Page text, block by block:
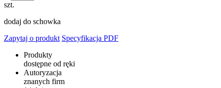
szt.
dodaj do schowka
Zapytaj o produkt Specyfikacja PDF
Produkty
dostępne od ręki
Autoryzacja
znanych firm